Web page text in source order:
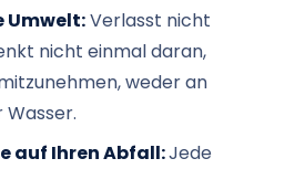
Umwelt:Verlasst nicht
nicht einmal daran,
weder an
auf Ihren Abfall:Jede